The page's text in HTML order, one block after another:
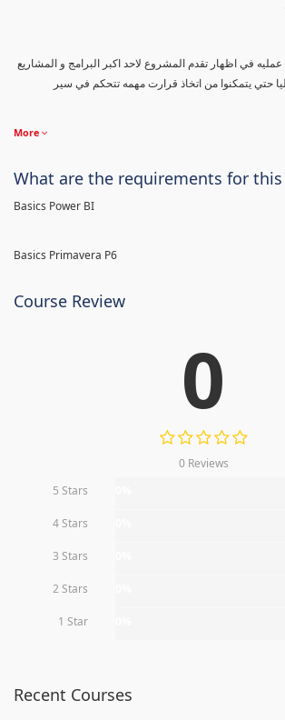
في اظهار تقدم المشروع لاحد اكبر البرامج و المشاريع
حتي يتمكنوا من اتخاذ قرارت مهمه تتحكم في سير
More
What are the requirements for this
Basics Power BI
Basics Primavera P6
Course Review
0
0 Reviews
5 Stars
4 Stars
3 Stars
2 Stars
1 Star
Recent Courses